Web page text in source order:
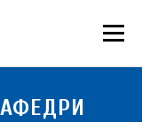
Меню
СТУДЕНТУ